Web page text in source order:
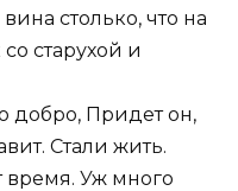
столько, что на
старухой и
добро, Придет он,
Стали жить.
время. Уж много